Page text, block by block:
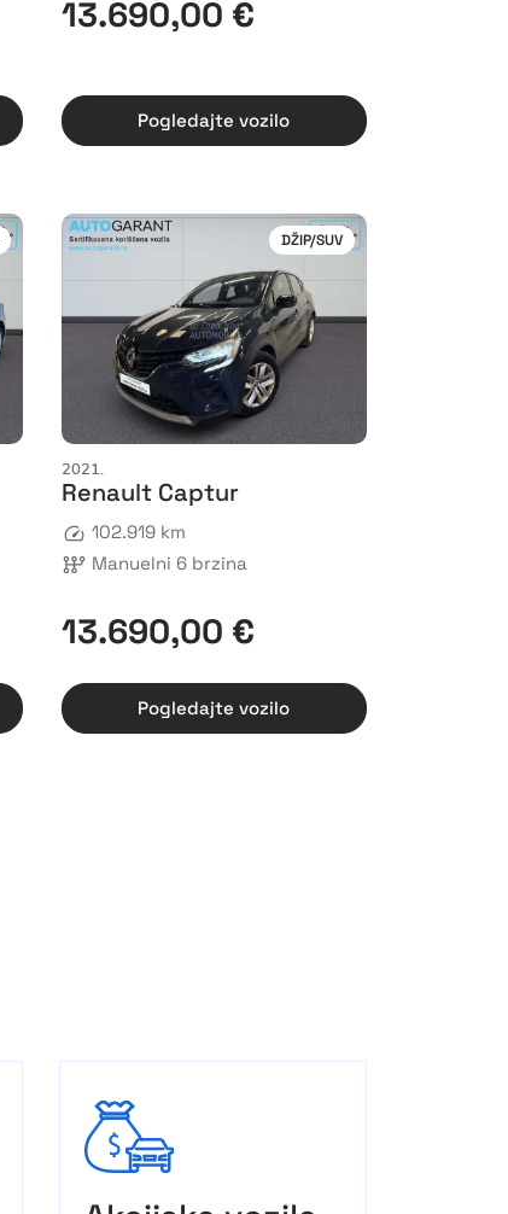
13.690,00 €
Pogledajte vozilo
DŽIP/SUV
2021.
Renault Captur
102.919 km
Manuelni 6 brzina
13.690,00 €
Pogledajte vozilo